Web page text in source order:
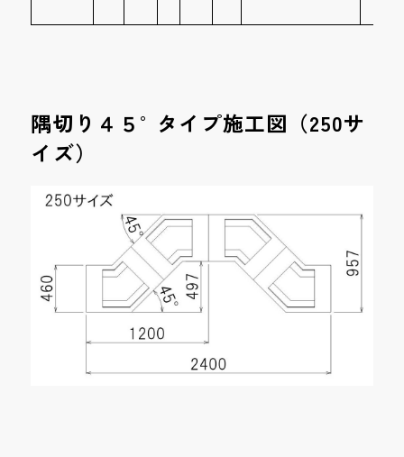
隅切り４５°タイプ施工図（250サ
イズ）